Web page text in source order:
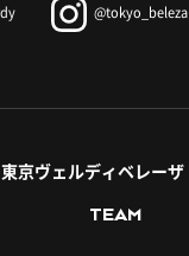
@tokyo_beleza
京ヴェルディベレーザ
TEAM